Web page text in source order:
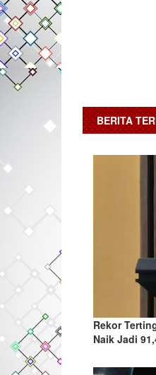
BERITA
Rekor
Naik Jadi